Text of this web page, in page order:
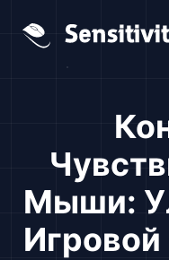
Мыши:
Игровой